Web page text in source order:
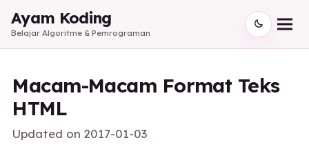
Ayam Koding
Belajar Algoritme & Pemrograman
Macam-Macam Format Teks
HTML
Updated on2017-01-03